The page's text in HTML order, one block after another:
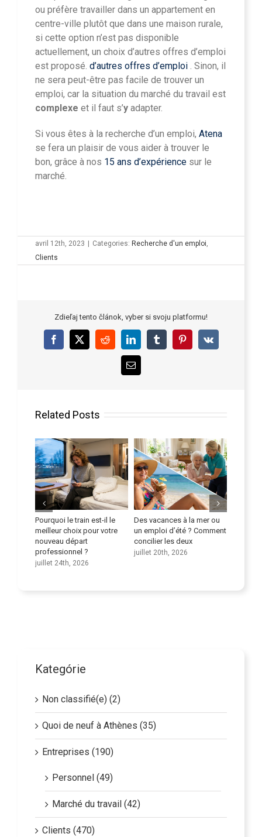
ou préfère travailler dans un appartement en
centre-ville plutôt que dans une maison rurale,
si cette option n’est pas disponible
actuellement, un choix d’autres offres d’emploi
est proposé. d’autres offres d’emploi . Sinon, il
ne sera peut-être pas facile de trouver un
emploi, car la situation du marché du travail est
complexe et il faut s’y adapter.
Si vous êtes à la recherche d’un emploi, Atena
se fera un plaisir de vous aider à trouver le
bon, grâce à nos 15 ans d’expérience sur le
marché.
avril 12th, 2023 Categories: Recherche d'un emploi,
Clients
Zdieľaj tento článok, vyber si svoju platformu!
Facebook
X RedditLinkedInTumblrPinterest
Vk
Email
Related Posts
Pourquoi le train est-il le
meilleur choix pour votre
nouveau départ
professionnel ?
juillet 24th, 2026
Des vacances à la mer ou
un emploi d’été ? Comment
concilier les deux
juillet 20th, 2026
Améliorez vos
Kategórie
Non classifié(e) (2)
Quoi de neuf à Athènes (35)
Entreprises (190)
Personnel (49)
Marché du travail (42)
Clients (470)